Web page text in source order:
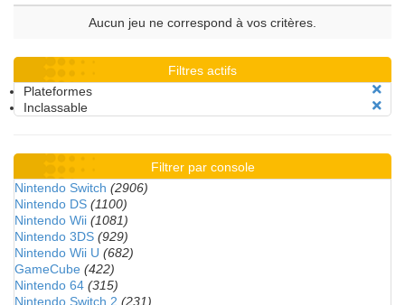
Aucun jeu ne correspond à vos critères.
Filtres actifs
Plateformes
Inclassable
Filtrer par console
Nintendo Switch (2906)
Nintendo DS (1100)
Nintendo Wii (1081)
Nintendo 3DS (929)
Nintendo Wii U (682)
GameCube (422)
Nintendo 64 (315)
Nintendo Switch 2 (231)